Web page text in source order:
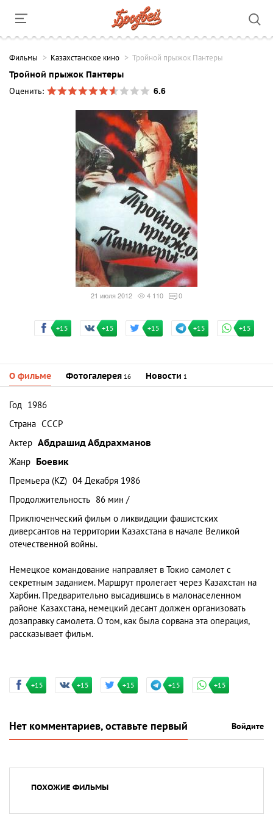
Фильмы Казахстанское кино Тройной прыжок Пантеры
Тройной прыжок Пантеры
Оценить:
6.6
21 июля 2012 4 110 0
+15 +15 +15 +15 +15
О фильме Фотогалерея 16 Новости 1
Год 1986
Страна СССР
Актер Абдрашид Абдрахманов
Жанр Боевик
Премьера (KZ) 04 Декабря 1986
Продолжительность 86 мин /
Приключенческий фильм о ликвидации фашистских
диверсантов на территории Казахстана в начале Великой
отечественной войны.
Немецкое командование направляет в Токио самолет с
секретным заданием. Маршрут пролегает через Казахстан на
Харбин. Предварительно высадившись в малонаселенном
районе Казахстана, немецкий десант должен организовать
дозаправку самолета. О том, как была сорвана эта операция,
рассказывает фильм.
+15 +15 +15 +15 +15
Нет комментариев, оставьте первый Войдите
ПОХОЖИЕ ФИЛЬМЫ